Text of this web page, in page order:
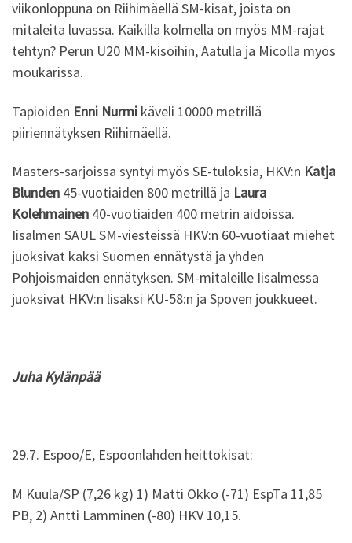
viikonloppuna on Riihimäellä SM-kisat, joista on
mitaleita luvassa. Kaikilla kolmella on myös MM-rajat
tehtyn? Perun U20 MM-kisoihin, Aatulla ja Micolla myös
moukarissa.
Tapioiden Enni Nurmi käveli 10000 metrillä
piiriennätyksen Riihimäellä.
Masters-sarjoissa syntyi myös SE-tuloksia, HKV:n Katja
Blunden 45-vuotiaiden 800 metrillä ja Laura
Kolehmainen 40-vuotiaiden 400 metrin aidoissa.
Iisalmen SAUL SM-viesteissä HKV:n 60-vuotiaat miehet
juoksivat kaksi Suomen ennätystä ja yhden
Pohjoismaiden ennätyksen. SM-mitaleille Iisalmessa
juoksivat HKV:n lisäksi KU-58:n ja Spoven joukkueet.
Juha Kylänpää
29.7. Espoo/E, Espoonlahden heittokisat:
M Kuula/SP (7,26 kg) 1) Matti Okko (-71) EspTa 11,85
PB, 2) Antti Lamminen (-80) HKV 10,15.